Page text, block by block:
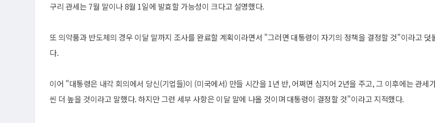
구리 관세는 7월 말이나 8월 1일에 발효할 가능성이 크다고 설명했다.
또 의약품과 반도체의 경우 이달 말까지 조사를 완료할 계획이라면서 "그러면 대통령이 자기의 정책을 결정할 것"이라고 덧
다.
이어 "대통령은 내각 회의에서 당신(기업들)이 (미국에서) 만들 시간을 1년 반, 어쩌면 심지어 2년을 주고, 그 이후에는 관세
씬 더 높을 것이라고 말했다. 하지만 그런 세부 사항은 이달 말에 나올 것이며 대통령이 결정할 것"이라고 지적했다.